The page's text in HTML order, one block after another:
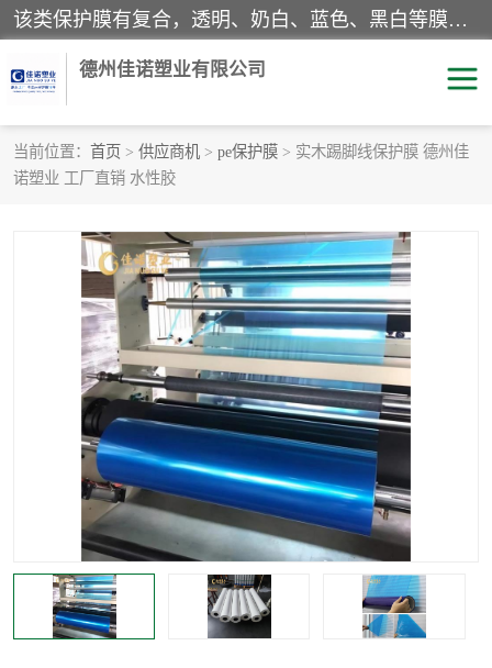
该类保护膜有复合，透明、奶白、蓝色、黑白等膜型。特高粘，高粘，中高粘，中粘，中低粘，低粘等。对于不同的粘力要求有相应的产品相适配。无胶渍残留污染。在较宽的收卷幅度下平整无皱纹，收卷长度大，利于机械化及自动化施工粘贴。为您的产品提供的表面保护解决方案。 产品广泛适用于：铝材、不锈钢、金属、塑料、电子、家电、家具、玻璃、化工材料、装饰材料等。
德州佳诺塑业有限公司
当前位置： 首页 > 供应商机 > pe保护膜 > 实木踢脚线保护膜 德州佳
诺塑业 工厂直销 水性胶
pe保护膜
地毯保护膜 家具保护膜
拉伸缠绕膜 透明保护膜
黑白保护膜 乳白保护膜
明蓝保护膜 纯黑保护膜
印字保护膜 彩钢板保护膜
不绣钢板保护膜 两边上胶保护膜
窗缝阻风胶带 铝板保护膜
不锈钢板保护膜 一次性隔离膜